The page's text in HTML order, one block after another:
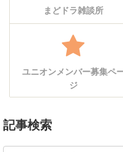
まどドラ雑談所
ユニオンメンバー募集ペ
ジ
記事検索